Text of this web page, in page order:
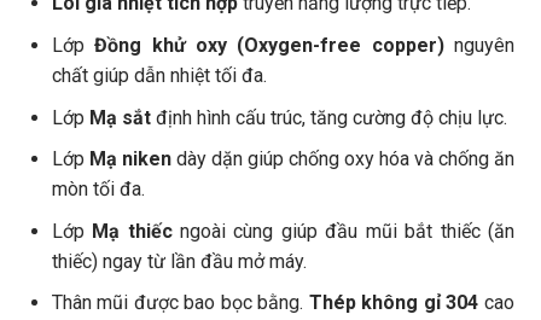
LớpĐồng khử oxy (Oxygen-free copper)nguyên
chất giúp dẫn nhiệt tối đa.
Lớp Mạ sắtđịnh hình cấu trúc, tăng cường độ chịu lực.
Lớp Mạ nikendày dặn giúp chống oxy hóa và chống ăn
mòn tối đa.
Lớp Mạ thiếcngoài cùng giúp đầu mũi bắt thiếc (ăn
thiếc) ngay từ lần đầu mở máy.
Thân mũi được bao bọc bằng. Thép không gỉ 304 cao